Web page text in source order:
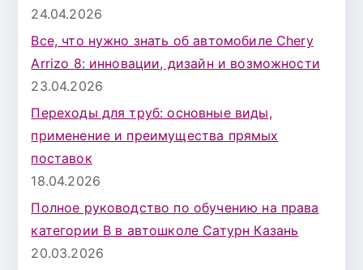
24.04.2026
Все, что нужно знать об автомобиле Chery
Arrizo 8: инновации, дизайн и возможности
23.04.2026
Переходы для труб: основные виды,
применение и преимущества прямых
поставок
18.04.2026
Полное руководство по обучению на права
категории B в автошколе Сатурн Казань
20.03.2026